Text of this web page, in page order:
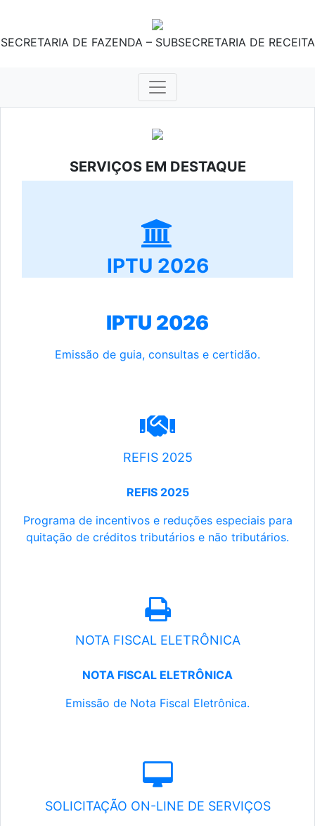
SECRETARIA DE FAZENDA – SUBSECRETARIA DE RECEITA
SERVIÇOS EM DESTAQUE
IPTU 2026
IPTU 2026
Emissão de guia, consultas e certidão.
REFIS 2025
REFIS 2025
Programa de incentivos e reduções especiais para
quitação de créditos tributários e não tributários.
NOTA FISCAL ELETRÔNICA
NOTA FISCAL ELETRÔNICA
Emissão de Nota Fiscal Eletrônica.
SOLICITAÇÃO ON-LINE DE SERVIÇOS